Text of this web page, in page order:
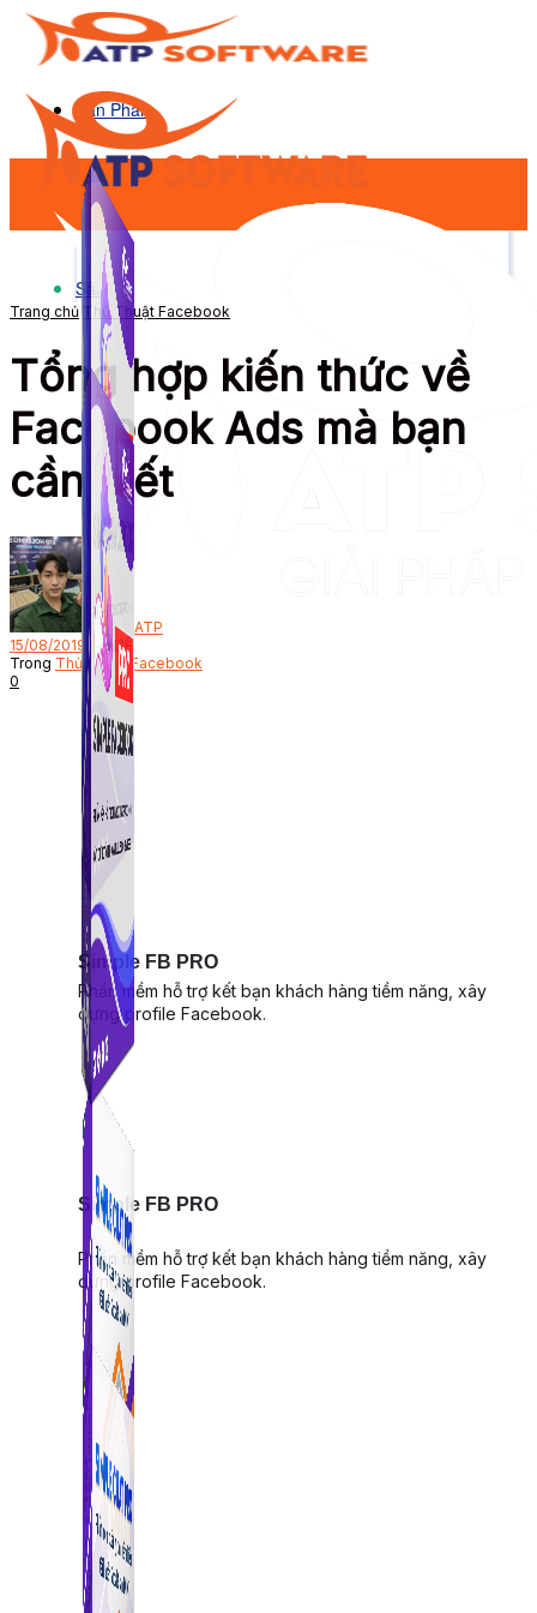
Sản Phẩm
Simple FB PRO
Phần mềm hỗ trợ kết bạn khách hàng tiềm năng, xây
dựng profile Facebook.
Sản Phẩm
Simple FB PRO
Phần mềm hỗ trợ kết bạn khách hàng tiềm năng, xây
dựng profile Facebook.
Trang chủ Thủ Thuật Facebook
Tổng hợp kiến thức về
Facebook Ads mà bạn
cần biết
Bởi ATP
15/08/2019
Trong Thủ Thuật Facebook
0